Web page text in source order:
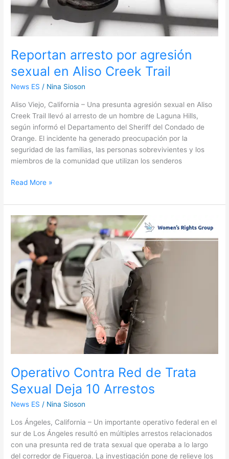
Reportan arresto por agresión
sexual en Aliso Creek Trail
News ES / Nina Sioson
Aliso Viejo, California – Una presunta agresión sexual en Aliso
Creek Trail llevó al arresto de un hombre de Laguna Hills,
según informó el Departamento del Sheriff del Condado de
Orange. El incidente ha generado preocupación por la
seguridad de las familias, las personas sobrevivientes y los
miembros de la comunidad que utilizan los senderos
Read More »
Operativo Contra Red de Trata
Sexual Deja 10 Arrestos
News ES / Nina Sioson
Los Ángeles, California – Un importante operativo federal en el
sur de Los Ángeles resultó en múltiples arrestos relacionados
con una presunta red de trata sexual que operaba a lo largo
del corredor de Figueroa. La investigación pone de relieve los
Operativo
Contra
Red
Trata
Sexual
Deja
10
Arrestos